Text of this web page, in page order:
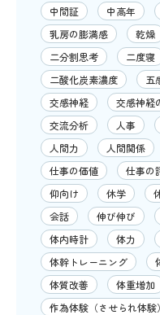
中間証
中高年
乳房の膨満感
乾燥
二分割思考
二度寝
二酸化炭素濃度
五
交感神経
交感神経
交流分析
人事
人間力
人間関係
仕事の価値
仕事の
仰向け
休学
会話
伸び伸び
体内時計
体力
体幹トレーニング
体質改善
体重増加
作為体験（させられ体験）